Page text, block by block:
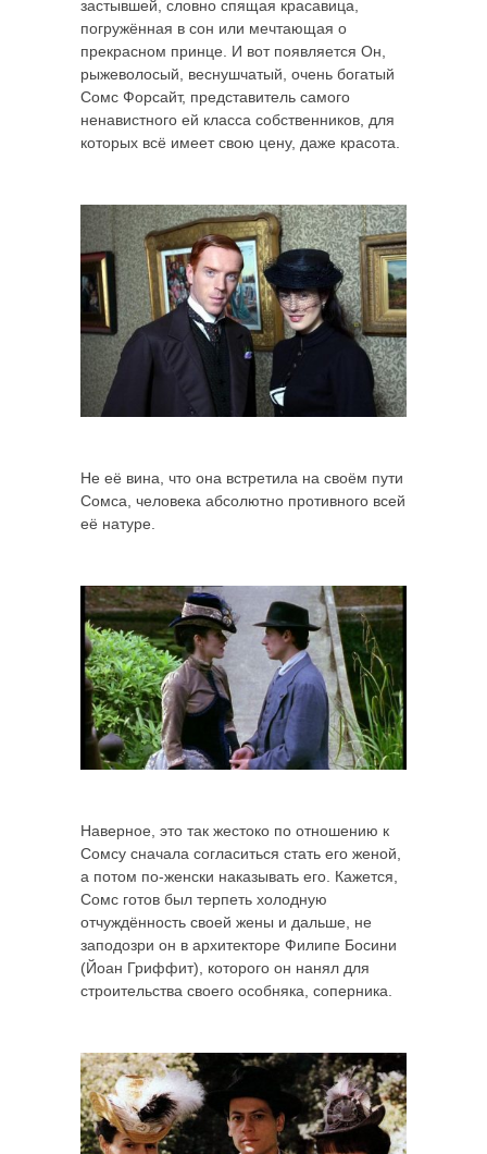
застывшей, словно спящая красавица,
погружённая в сон или мечтающая о
прекрасном принце. И вот появляется Он,
рыжеволосый, веснушчатый, очень богатый
Сомс Форсайт, представитель самого
ненавистного ей класса собственников, для
которых всё имеет свою цену, даже красота.
Не её вина, что она встретила на своём пути
Сомса, человека абсолютно противного всей
её натуре.
Наверное, это так жестоко по отношению к
Сомсу сначала согласиться стать его женой,
а потом по-женски наказывать его. Кажется,
Сомс готов был терпеть холодную
отчуждённость своей жены и дальше, не
заподозри он в архитекторе Филипе Босини
(Йоан Гриффит), которого он нанял для
строительства своего особняка, соперника.